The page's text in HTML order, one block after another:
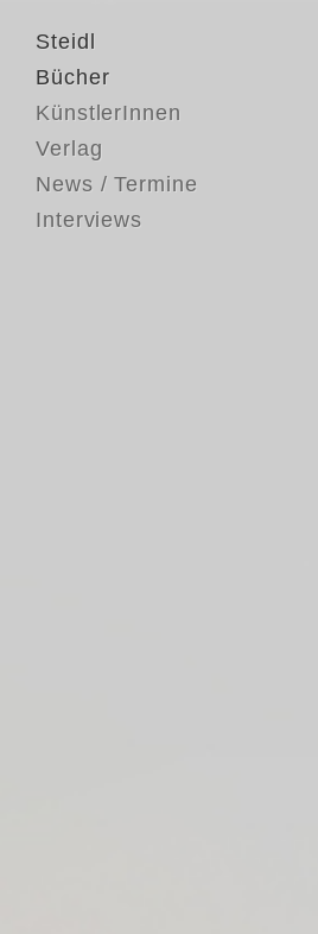
Steidl
Bücher
KünstlerInnen
Verlag
News / Termine
Interviews